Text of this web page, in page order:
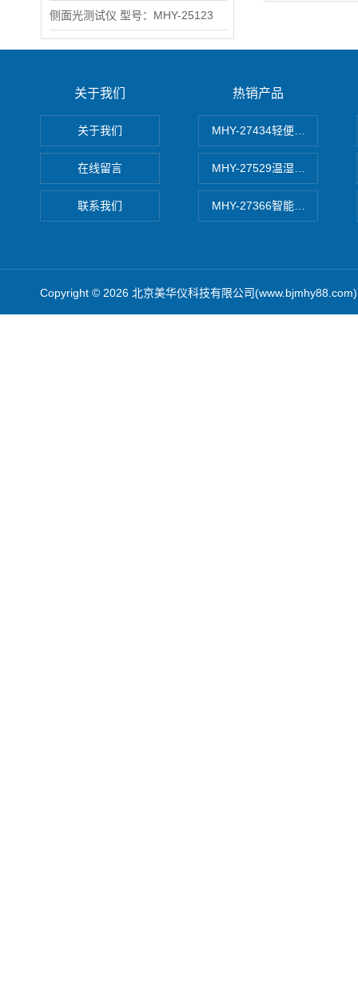
侧面光测试仪 型号：MHY-25123
关于我们
关于我们
在线留言
联系我们
热销产品
MHY-27434轻便式自动水质
MHY-27529温湿度记录仪
MHY-27366智能数字微压计
Copyright © 2026 北京美华仪科技有限公司